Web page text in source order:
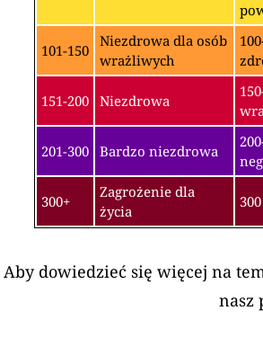
101-150
Niezdrowa dla osób
wrażliwych
151-200 Niezdrowa
201-300 Bardzo niezdrowa
300+
Zagrożenie dla
życia
Aby dowiedzieć się więcej na
nasz